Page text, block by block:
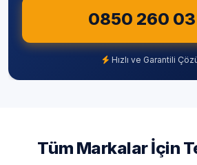
Şişli
Tuzla
Üsküdar
0850 260
Hızlı ve Garantili
Tüm Markalar İçin